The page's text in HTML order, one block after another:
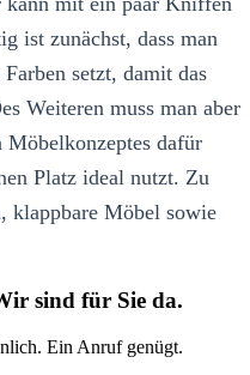
ist zunächst, dass man
setzt, damit das
Weiteren muss man aber
dafür
Platz ideal nutzt. Zu
klappbare Möbel sowie
sind für Sie da.
Ein Anruf genügt.